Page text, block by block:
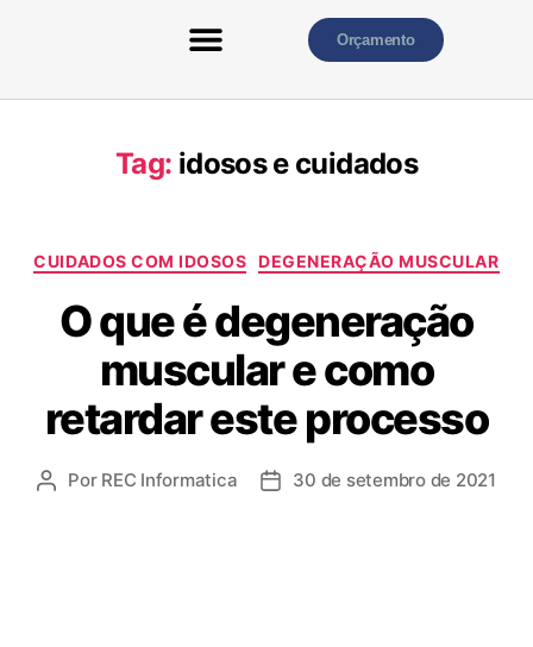
Orçamento
Tag: idosos e cuidados
CUIDADOS COM IDOSOS DEGENERAÇÃO MUSCULAR
O que é degeneração
muscular e como
retardar este processo
Por REC Informatica 30 de setembro de 2021